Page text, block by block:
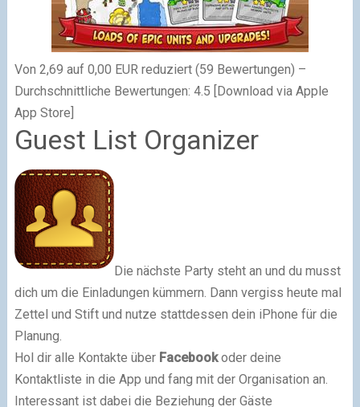
Von 2,69 auf 0,00 EUR reduziert (59 Bewertungen) –
Durchschnittliche Bewertungen: 4.5 [Download via Apple
App Store]
Guest List Organizer
Die nächste Party steht an und du musst
dich um die Einladungen kümmern. Dann vergiss heute mal
Zettel und Stift und nutze stattdessen dein iPhone für die
Planung.
Hol dir alle Kontakte über Facebookoder deine
Kontaktliste in die App und fang mit der Organisation an.
Interessant ist dabei die Beziehung der Gäste